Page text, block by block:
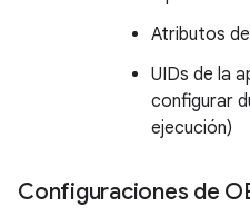
Atributos
UIDs de la
configurar
ejecución)
Configuraciones de